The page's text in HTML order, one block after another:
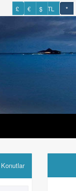
*
TL
$
€
£
Konutlar